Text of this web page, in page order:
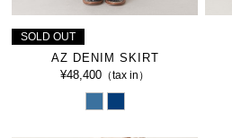
SOLD OUT
AZ DENIM SKIRT
¥48,400 （tax in）